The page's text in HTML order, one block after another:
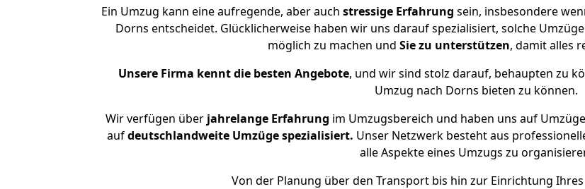
Ein Umzug kann eine aufregende, aber auch stressige Erfahrung sein, insbesondere
Dorns entscheidet. Glücklicherweise haben wir uns darauf spezialisiert, solche
möglich zu machen und Sie zu unterstützen, damit alles
Unsere Firma kennt die besten Angebote, und wir sind stolz darauf, behaupten zu
Umzug nach Dorns bieten zu können.
Wir verfügen über jahrelange Erfahrung im Umzugsbereich und haben uns auf
aufdeutschlandweite Umzüge spezialisiert. Unser Netzwerk besteht aus
alle Aspekte eines Umzugs zu
Von der Planung über den Transport bis hin zur Einrichtung